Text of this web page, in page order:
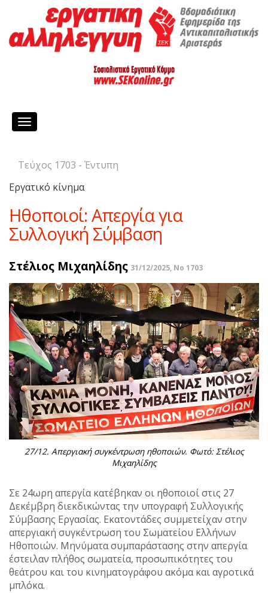
Toggle
Τεύχος 1703 - Έντυπη
Εργατικό κίνημα
Ηθοποιοί: Απεργία για
Συλλογική Σύμβαση
Στέλιος Μιχαηλίδης 31/12/2025, No 1703
27/12. Απεργιακή συγκέντρωση ηθοποιών. Φωτό: Στέλιος
Μιχαηλίδης
Σε 24ωρη απεργία κατέβηκαν οι ηθοποιοί στις 27
Δεκέμβρη διεκδικώντας την υπογραφή Συλλογικής
Σύμβασης Εργασίας. Εκατοντάδες συμμετείχαν στην
απεργιακή συγκέντρωση του Σωματείου Ελλήνων
Ηθοποιών. Μηνύματα συμπαράστασης στην απεργία
έστειλαν πλήθος σωματεία, προσωπικότητες του
θεάτρου και του κινηματογράφου ακόμα και αγροτικά
μπλόκα.